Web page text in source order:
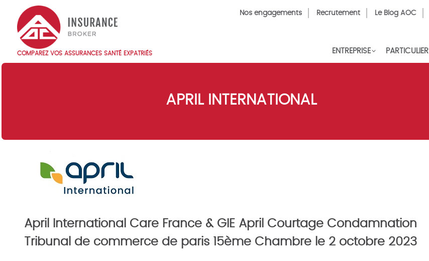
main
content
Top
Nos engagements Recrutement Le Blog AOC
COMPAREZ VOS ASSURANCES SANTÉ EXPATRIÉS
Main
ENTREPRISE PARTICULIER
APRIL INTERNATIONAL
April International Care France & GIE April Courtage Condamnation
Tribunal de commerce de paris 15ème Chambre le 2 octobre 2023